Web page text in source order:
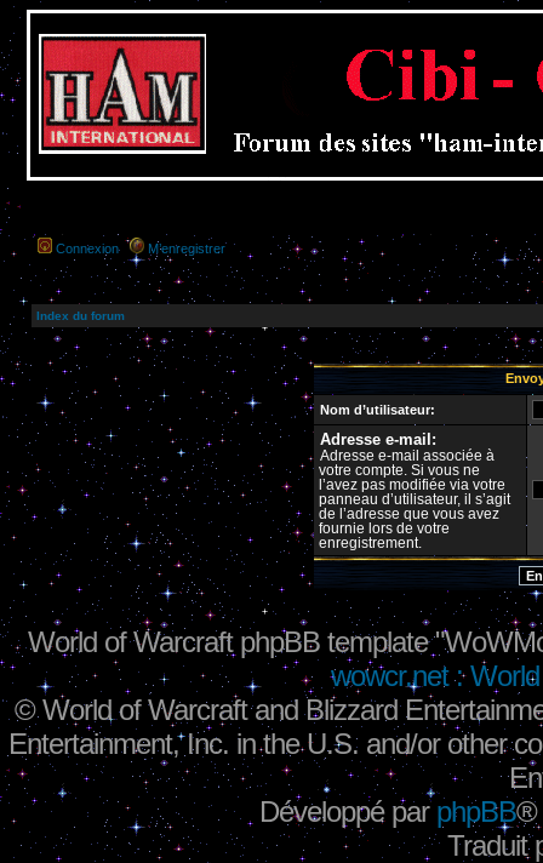
Connexion M’enregistrer
Index du forum
Nom d’utilisateur:
Adresse e-mail:
Adresse e-mail associée à
votre compte. Si vous ne
l’avez pas modifiée via votre
panneau d’utilisateur, il s’agit
de l’adresse que vous avez
fournie lors de votre
enregistrement.
World of Warcraft phpBB template
wowcr.net :
©World of Warcraft and Blizzard
Entertainment, Inc. in the U.S. and/or other
Développé parphpBB®
Traduit